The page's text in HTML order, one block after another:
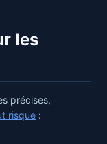
les
précises,
risque :